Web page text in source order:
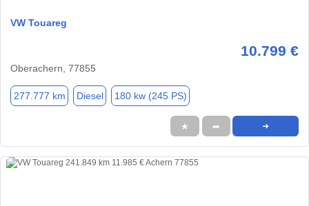
VW Touareg
10.799 €
Oberachern, 77855
277.777 km Diesel 180 kw (245 PS)
★ ➦ ➜